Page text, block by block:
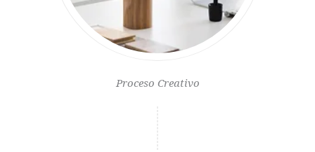
Proceso Creativo